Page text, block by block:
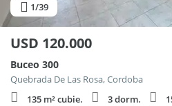
1/39
USD 120.000
Buceo 300
Quebrada De Las Rosa, Cordoba
135 m² cubie.
3 dorm.